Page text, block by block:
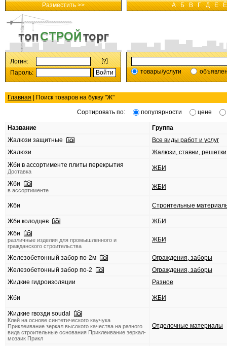
Разместить >> А Б В Г Д Е Ё
Логин:
Пароль:
товары/услуги
Главная | Поиск товаров на букву "Ж"
Сортировать по: популярности цене
Название
Группа
Жалюзи защитные
Все виды работ и услуг
Жалюзи
Жалюзи, ставни, решетки
Жби в ассортименте плиты перекрытия
Доставка ЖБИ
Жби
в ассортименте ЖБИ
Жби Строительные
Жби колодцев
ЖБИ
Жби
различные изделия для промышленного и
гражданского строительства
ЖБИ
Железобетонный забор по-2м
Ограждения, заборы
Железобетонный забор по-2
Ограждения, заборы
Жидкие гидроизоляции
Разное
Жби ЖБИ
Жидкие гвозди soudal
Клей на основе синтетического каучука
Приклеивание зеркал высокого качества на разного
вида строительные основания Приклеивание зеркал-
мозаик Прикл
Отделочные материалы